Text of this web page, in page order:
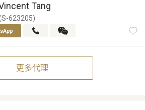
Tang
623205)
更多代理